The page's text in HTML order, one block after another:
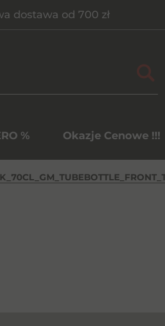
dostawa od 700 zł
% Okazje Cenowe !!!